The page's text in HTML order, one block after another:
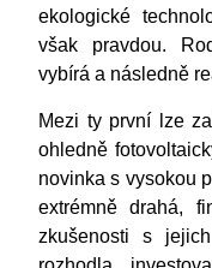
ekologické
však pravdou.
vybírá a následně
Mezi ty první lze
ohledně
novinka s vysokou
extrémně drahá,
zkušenosti s